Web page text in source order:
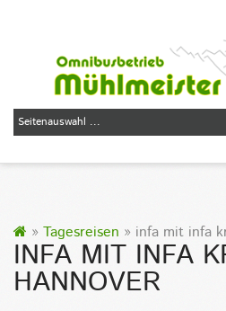
» Tagesreisen » infa mit infa
INFA MIT INFA
HANNOVER